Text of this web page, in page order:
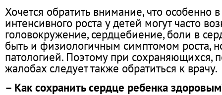
Хочется обратить внимание, что особенно
интенсивного роста у детей могут часто
головокружение, сердцебиение, боли в
быть и физиологичным симптомом роста,
патологией. Поэтому при сохраняющихся,
жалобах следует также обратиться к врачу.
– Как сохранить сердце ребенка